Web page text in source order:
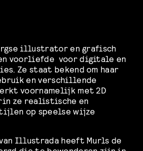
illustrator en grafisch
voorliefde voor digitale en
Ze staat bekend om haar
en verschillende
voornamelijk met 2D
ze realistische en
op speelse wijze
Illustrada heeft Murls de